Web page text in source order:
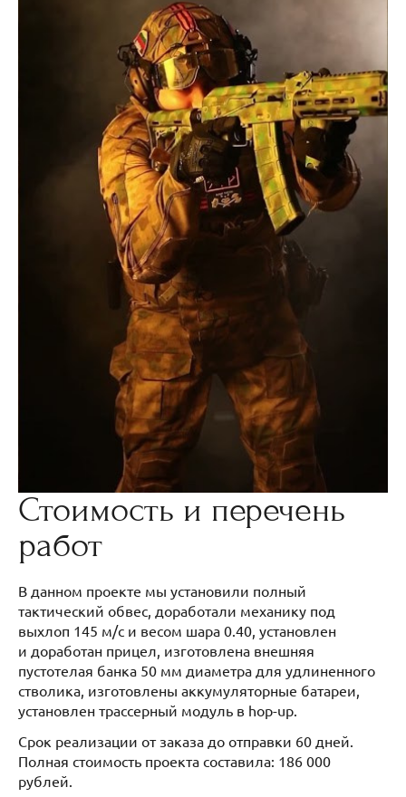
Стоимость и перечень
работ
В данном проекте мы установили полный
тактический обвес, доработали механику под
выхлоп 145 м/с и весом шара 0.40, установлен
и доработан прицел, изготовлена внешняя
пустотелая банка 50 мм диаметра для удлиненного
стволика, изготовлены аккумуляторные батареи,
установлен трассерный модуль в hop-up.
Срок реализации от заказа до отправки 60 дней.
Полная стоимость проекта составила: 186 000
рублей.